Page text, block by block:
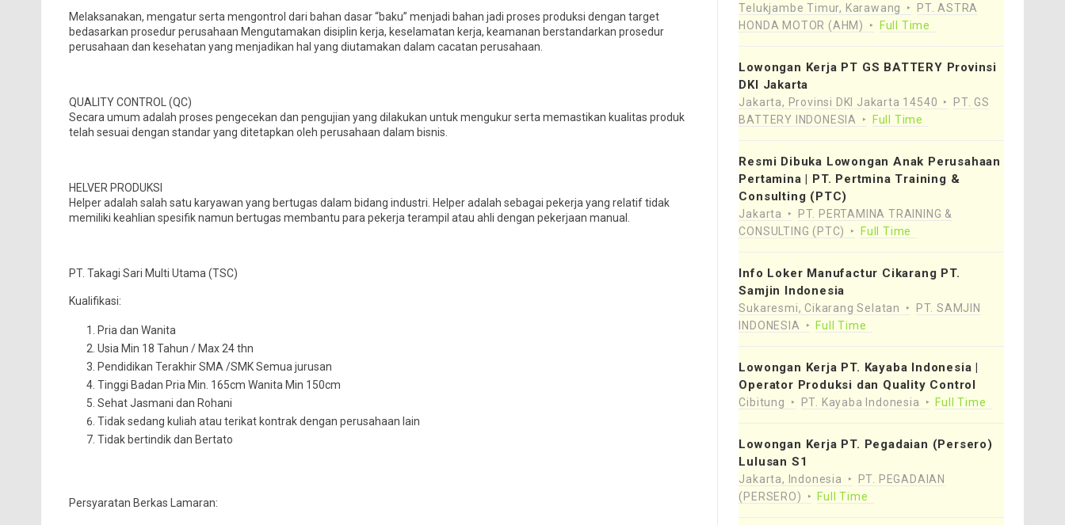
Melaksanakan, mengatur serta mengontrol dari bahan dasar “baku” menjadi bahan jadi proses produksi dengan target
bedasarkan prosedur perusahaan Mengutamakan disiplin kerja, keselamatan kerja, keamanan berstandarkan prosedur
perusahaan dan kesehatan yang menjadikan hal yang diutamakan dalam cacatan perusahaan.
QUALITY CONTROL (QC)
Secara umum adalah proses pengecekan dan pengujian yang dilakukan untuk mengukur serta memastikan kualitas produk
telah sesuai dengan standar yang ditetapkan oleh perusahaan dalam bisnis.
HELVER PRODUKSI
Helper adalah salah satu karyawan yang bertugas dalam bidang industri. Helper adalah sebagai pekerja yang relatif tidak
memiliki keahlian spesifik namun bertugas membantu para pekerja terampil atau ahli dengan pekerjaan manual.
PT. Takagi Sari Multi Utama (TSC)
Kualifikasi:
Pria dan Wanita
Usia Min 18 Tahun / Max 24 thn
Pendidikan Terakhir SMA /SMK Semua jurusan
Tinggi Badan Pria Min. 165cm Wanita Min 150cm
Sehat Jasmani dan Rohani
Tidak sedang kuliah atau terikat kontrak dengan perusahaan lain
Tidak bertindik dan Bertato
Persyaratan Berkas Lamaran:
Telukjambe Timur, Karawang
PT. ASTRA
HONDA MOTOR (AHM)
Full Time
Lowongan Kerja PT GS BATTERY Provinsi
DKI Jakarta
Jakarta, Provinsi DKI Jakarta 14540
PT. GS
BATTERY INDONESIA
Full Time
Resmi Dibuka Lowongan Anak Perusahaan
Pertamina | PT. Pertmina Training &
Consulting (PTC)
Jakarta
PT. PERTAMINA TRAINING &
CONSULTING (PTC)
Full Time
Info Loker Manufactur Cikarang PT.
Samjin Indonesia
Sukaresmi, Cikarang Selatan
PT. SAMJIN
INDONESIA
Full Time
Lowongan Kerja PT. Kayaba Indonesia |
Operator Produksi dan Quality Control
Cibitung PT. Kayaba Indonesia Full Time
Lowongan Kerja PT. Pegadaian (Persero)
Lulusan S1
Jakarta, Indonesia
PT. PEGADAIAN
(PERSERO)
Full Time